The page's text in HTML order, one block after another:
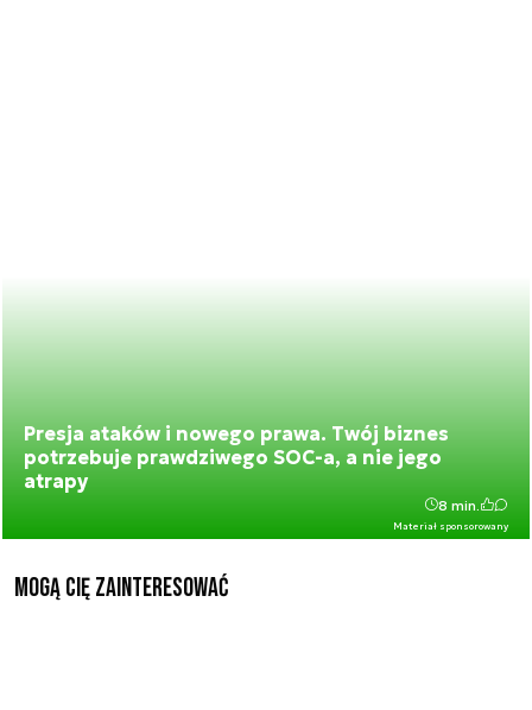
Presja ataków i nowego prawa. Twój biznes
potrzebuje prawdziwego SOC-a, a nie jego
atrapy
Materiał sponsorowany
8 min.
Mogą Cię zainteresować